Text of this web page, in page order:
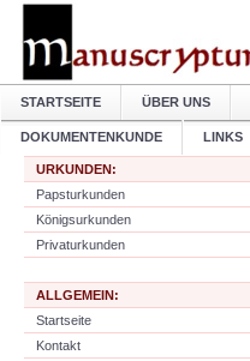
STARTSEITE ÜBER UNS
DOKUMENTENKUNDE LINKS
URKUNDEN:
Papsturkunden
Königsurkunden
Privaturkunden
ALLGEMEIN:
Startseite
Kontakt